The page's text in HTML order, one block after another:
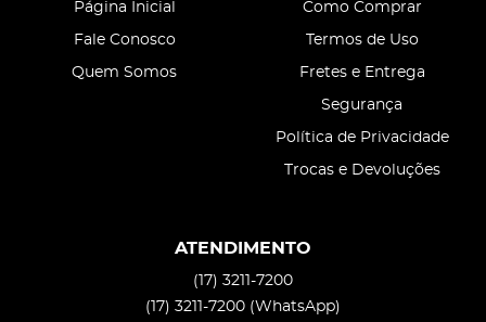
Página Inicial
Fale Conosco
Quem Somos
Como Comprar
Termos de Uso
Fretes e Entrega
Segurança
Política de Privacidade
Trocas e Devoluções
ATENDIMENTO
(17) 3211-7200
(17) 3211-7200 (WhatsApp)